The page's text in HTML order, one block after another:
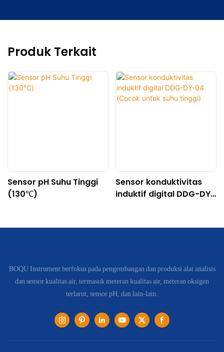
Produk Terkait
Sensor pH Suhu Tinggi
(130℃)
Sensor konduktivitas
induktif digital DDG-DY-
BOQU Instrument berfokus pada pengembangan dan produksi alat analisis
dan sensor kualitas air, termasuk meteran kualitas air, meteran oksigen
terlarut, sensor pH, dan lain-lain.